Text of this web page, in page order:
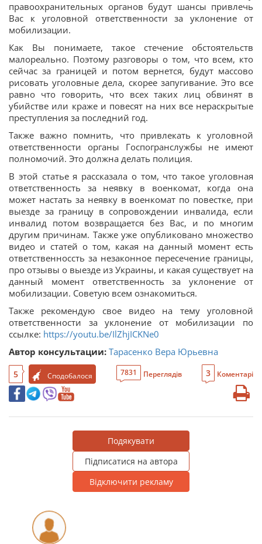
правоохранительных органов будут шансы привлечь
Вас к уголовной ответственности за уклонение от
мобилизации.
Как Вы понимаете, такое стечение обстоятельств
малореально. Поэтому разговоры о том, что всем, кто
сейчас за границей и потом вернется, будут массово
рисовать уголовные дела, скорее запугивание. Это все
равно что говорить, что всех таких лиц обвинят в
убийстве или краже и повесят на них все нераскрытые
преступления за последний год.
Также важно помнить, что привлекать к уголовной
ответственности органы Госпогранслужбы не имеют
полномочий. Это должна делать полиция.
В этой статье я рассказала о том, что такое уголовная
ответственность за неявку в военкомат, когда она
может настать за неявку в военкомат по повестке, при
выезде за границу в сопровождении инвалида, если
инвалид потом возвращается без Вас, и по многим
другим причинам. Также уже опубликовано множество
видео и статей о том, какая на данный момент есть
ответственноссть за незаконное пересечение границы,
про отзывы о выезде из Украины, и какая существует на
данный момент ответственность за уклонение от
мобилизации. Советую всем ознакомиться.
Также рекомендую свое видео на тему уголовной
ответственности за уклонение от мобилизации по
ссылке: https://youtu.be/IlZhjICKNe0
Автор консультации: Тарасенко Вера Юрьевна
5 Сподобалося 7831 Переглядів 3 Коментарі
Подякувати
Підписатися на автора
Відключити рекламу